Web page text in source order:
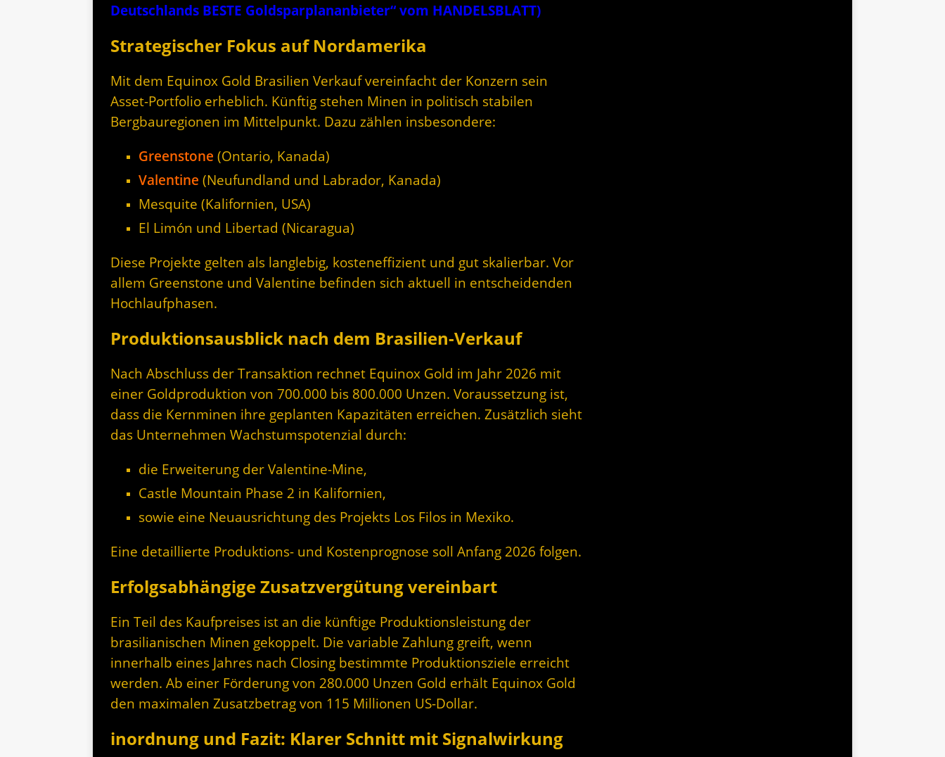
Deutschlands BESTE Goldsparplananbieter“ vom HANDELSBLATT)
Strategischer Fokus auf Nordamerika
Mit dem Equinox Gold Brasilien Verkauf vereinfacht der Konzern sein
Asset-Portfolio erheblich. Künftig stehen Minen in politisch stabilen
Bergbauregionen im Mittelpunkt. Dazu zählen insbesondere:
Greenstone (Ontario, Kanada)
Valentine (Neufundland und Labrador, Kanada)
Mesquite (Kalifornien, USA)
El Limón und Libertad (Nicaragua)
Diese Projekte gelten als langlebig, kosteneffizient und gut skalierbar. Vor
allem Greenstone und Valentine befinden sich aktuell in entscheidenden
Hochlaufphasen.
Produktionsausblick nach dem Brasilien-Verkauf
Nach Abschluss der Transaktion rechnet Equinox Gold im Jahr 2026 mit
einer Goldproduktion von 700.000 bis 800.000 Unzen. Voraussetzung ist,
dass die Kernminen ihre geplanten Kapazitäten erreichen. Zusätzlich sieht
das Unternehmen Wachstumspotenzial durch:
die Erweiterung der Valentine-Mine,
Castle Mountain Phase 2 in Kalifornien,
sowie eine Neuausrichtung des Projekts Los Filos in Mexiko.
Eine detaillierte Produktions- und Kostenprognose soll Anfang 2026 folgen.
Erfolgsabhängige Zusatzvergütung vereinbart
Ein Teil des Kaufpreises ist an die künftige Produktionsleistung der
brasilianischen Minen gekoppelt. Die variable Zahlung greift, wenn
innerhalb eines Jahres nach Closing bestimmte Produktionsziele erreicht
werden. Ab einer Förderung von 280.000 Unzen Gold erhält Equinox Gold
den maximalen Zusatzbetrag von 115 Millionen US-Dollar.
inordnung und Fazit: Klarer Schnitt mit Signalwirkung